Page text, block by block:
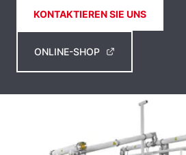
KONTAKTIEREN SIE UNS
ONLINE-SHOP